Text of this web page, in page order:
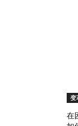
革带来的益处。
庆祝小型胜利
变
在